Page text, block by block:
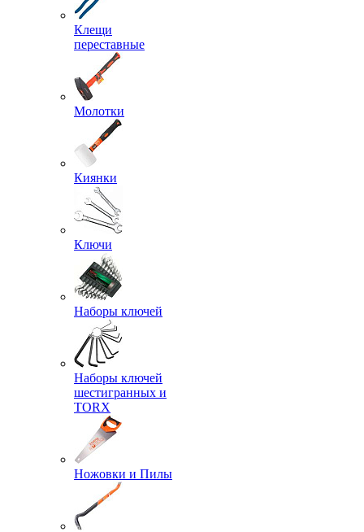
Клещи
переставные
Молотки
Киянки
Ключи
Наборы ключей
Наборы ключей
шестигранных и
TORX
Ножовки и Пилы